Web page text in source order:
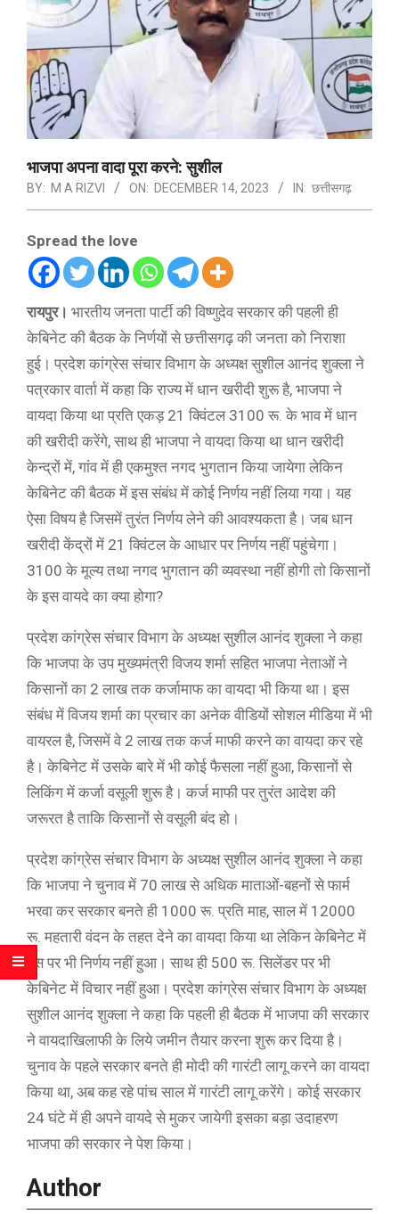
भाजपा अपना वादा पूरा करने: सुशील
BY: M A RIZVI ON: DECEMBER 14, 2023 IN: छत्तीसगढ़
Spread the love
रायपुर। भारतीय जनता पार्टी की विष्णुदेव सरकार की पहली ही
केबिनेट की बैठक के निर्णयों से छत्तीसगढ़ की जनता को निराशा
हुई। प्रदेश कांग्रेस संचार विभाग के अध्यक्ष सुशील आनंद शुक्ला ने
पत्रकार वार्ता में कहा कि राज्य में धान खरीदी शुरू है, भाजपा ने
वायदा किया था प्रति एकड़ 21 क्विंटल 3100 रू. के भाव में धान
की खरीदी करेंगे, साथ ही भाजपा ने वायदा किया था धान खरीदी
केन्द्रों में, गांव में ही एकमुश्त नगद भुगतान किया जायेगा लेकिन
केबिनेट की बैठक में इस संबंध में कोई निर्णय नहीं लिया गया। यह
ऐसा विषय है जिसमें तुरंत निर्णय लेने की आवश्यकता है। जब धान
खरीदी केंद्रों में 21 क्विंटल के आधार पर निर्णय नहीं पहुंचेगा।
3100 के मूल्य तथा नगद भुगतान की व्यवस्था नहीं होगी तो किसानों
के इस वायदे का क्या होगा?
प्रदेश कांग्रेस संचार विभाग के अध्यक्ष सुशील आनंद शुक्ला ने कहा
कि भाजपा के उप मुख्यमंत्री विजय शर्मा सहित भाजपा नेताओं ने
किसानों का 2 लाख तक कर्जामाफ का वायदा भी किया था। इस
संबंध में विजय शर्मा का प्रचार का अनेक वीडियों सोशल मीडिया में भी
वायरल है, जिसमें वे 2 लाख तक कर्ज माफी करने का वायदा कर रहे
है। केबिनेट में उसके बारे में भी कोई फैसला नहीं हुआ, किसानों से
लिकिंग में कर्जा वसूली शुरू है। कर्ज माफी पर तुरंत आदेश की
जरूरत है ताकि किसानों से वसूली बंद हो।
प्रदेश कांग्रेस संचार विभाग के अध्यक्ष सुशील आनंद शुक्ला ने कहा
कि भाजपा ने चुनाव में 70 लाख से अधिक माताओं-बहनों से फार्म
भरवा कर सरकार बनते ही 1000 रू. प्रति माह, साल में 12000
रू. महतारी वंदन के तहत देने का वायदा किया था लेकिन केबिनेट में
इस पर भी निर्णय नहीं हुआ। साथ ही 500 रू. सिलेंडर पर भी
केबिनेट में विचार नहीं हुआ। प्रदेश कांग्रेस संचार विभाग के अध्यक्ष
सुशील आनंद शुक्ला ने कहा कि पहली ही बैठक में भाजपा की सरकार
ने वायदाखिलाफी के लिये जमीन तैयार करना शुरू कर दिया है।
चुनाव के पहले सरकार बनते ही मोदी की गारंटी लागू करने का वायदा
किया था, अब कह रहे पांच साल में गारंटी लागू करेंगे। कोई सरकार
24 घंटे में ही अपने वायदे से मुकर जायेगी इसका बड़ा उदाहरण
भाजपा की सरकार ने पेश किया।
Author